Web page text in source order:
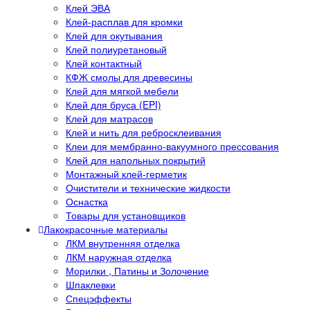
Клей ЭВА
Клей-расплав для кромки
Клей для окутывания
Клей полиуретановый
Клей контактный
КФЖ смолы для древесины
Клей для мягкой мебели
Клей для бруса (EPI)
Клей для матрасов
Клей и нить для ребросклеивания
Клеи для мембранно-вакуумного прессования
Клей для напольных покрытий
Монтажный клей-герметик
Очистители и технические жидкости
Оснастка
Товары для установщиков
Лакокрасочные материалы
ЛКМ внутренняя отделка
ЛКМ наружная отделка
Морилки , Патины и Золочение
Шпаклевки
Спецэффекты